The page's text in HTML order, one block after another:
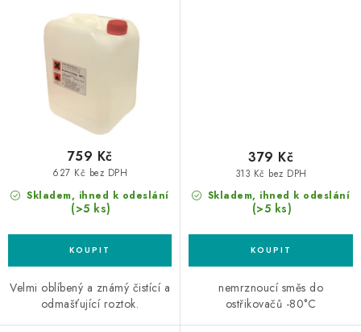
Skladem, ihned k odeslání
(>5 ks)
627 Kč bez DPH
759 Kč
Velmi oblíbený a známý čistící a
odmašťující roztok.
Skladem, ihned k odeslání
(>5 ks)
313 Kč bez DPH
379 Kč
nemrznoucí směs do
ostřikovačů -80°C